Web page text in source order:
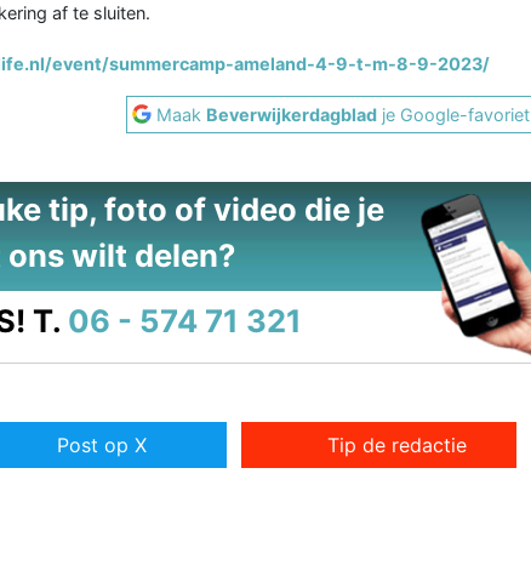
af te sluiten.
event/summercamp-ameland-4-9-t-m-8-9-2023/
Maak Beverwijkerdagblad je Google-favoriet
tip, foto of video die je
ons wilt delen?
T. 06 - 574 71 321
Post op X Tip de redactie